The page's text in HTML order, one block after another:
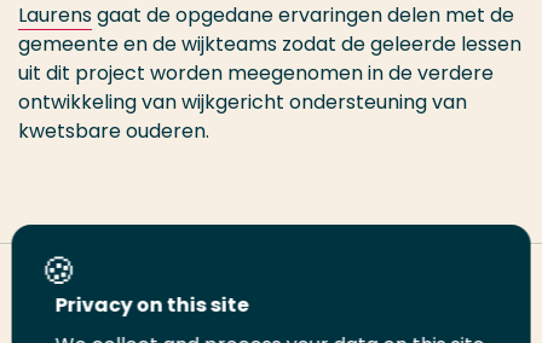
Laurensgaat de opgedane ervaringen delen met de
gemeente en de wijkteams zodat de geleerde lessen
uit dit project worden meegenomen in de verdere
ontwikkeling van wijkgericht ondersteuning van
kwetsbare ouderen.
Deel deze pagina
Privacy on this site